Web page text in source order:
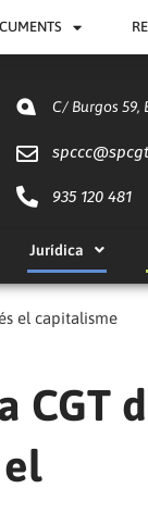
C/ Burgos 59,
spccc@
935 120 481
Jurídica
el capitalisme
CGT